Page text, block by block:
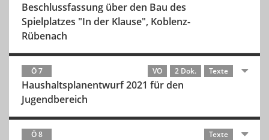
Beschlussfassung über den Bau des
Spielplatzes "In der Klause", Koblenz-
Rübenach
Ö 7 VO 2 Dok. Texte
Haushaltsplanentwurf 2021 für den
Jugendbereich
Ö 8 Texte